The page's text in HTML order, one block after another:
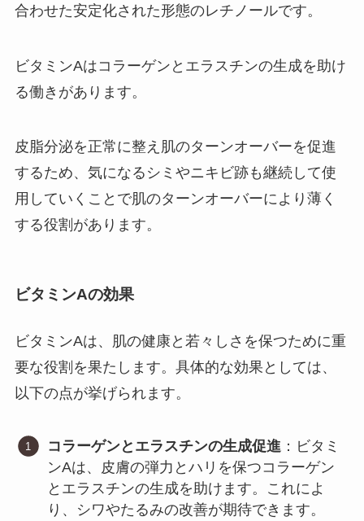
合わせた安定化された形態のレチノールです。
ビタミンAはコラーゲンとエラスチンの生成を助け
る働きがあります。
皮脂分泌を正常に整え肌のターンオーバーを促進
するため、気になるシミやニキビ跡も継続して使
用していくことで肌のターンオーバーにより薄く
する役割があります。
ビタミンAの効果
ビタミンAは、肌の健康と若々しさを保つために重
要な役割を果たします。具体的な効果としては、
以下の点が挙げられます。
コラーゲンとエラスチンの生成促進 ：ビタミ
ンAは、皮膚の弾力とハリを保つコラーゲン
とエラスチンの生成を助けます。これによ
り、シワやたるみの改善が期待できます。